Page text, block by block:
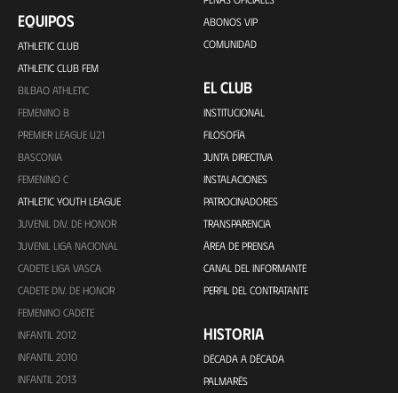
EQUIPOS
ATHLETIC CLUB
ATHLETIC CLUB FEM
BILBAO ATHLETIC
FEMENINO B
PREMIER LEAGUE U21
BASCONIA
FEMENINO C
ATHLETIC YOUTH LEAGUE
JUVENIL DIV. DE HONOR
JUVENIL LIGA NACIONAL
CADETE LIGA VASCA
CADETE DIV. DE HONOR
FEMENINO CADETE
INFANTIL 2012
INFANTIL 2010
INFANTIL 2013
ABONOS VIP
COMUNIDAD
EL CLUB
INSTITUCIONAL
FILOSOFÍA
JUNTA DIRECTIVA
INSTALACIONES
PATROCINADORES
TRANSPARENCIA
ÁREA DE PRENSA
CANAL DEL INFORMANTE
PERFIL DEL CONTRATANTE
HISTORIA
DÉCADA A DÉCADA
PALMARÉS